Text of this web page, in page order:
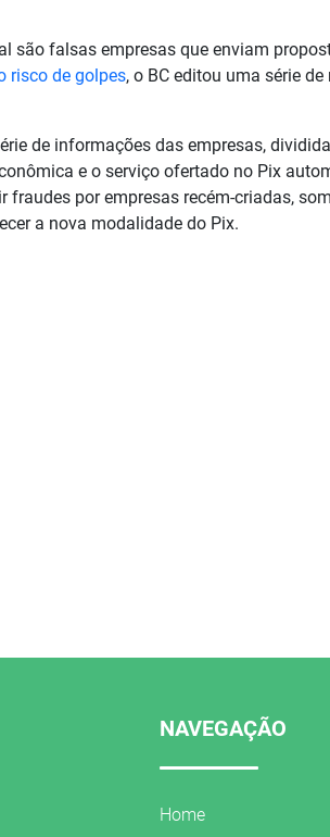
são falsas empresas que enviam
risco de golpes, o BC editou uma série
de informações das empresas,
e o serviço ofertado no Pix
por empresas recém-criadas,
a nova modalidade do Pix.
NAVEGAÇÃO
Home